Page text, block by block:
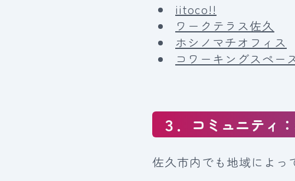
iitoco!!
ワークテラス佐久
ホシノマチオフィス
コワーキングスペー
３．コミュニティ
佐久市内でも地域によっ